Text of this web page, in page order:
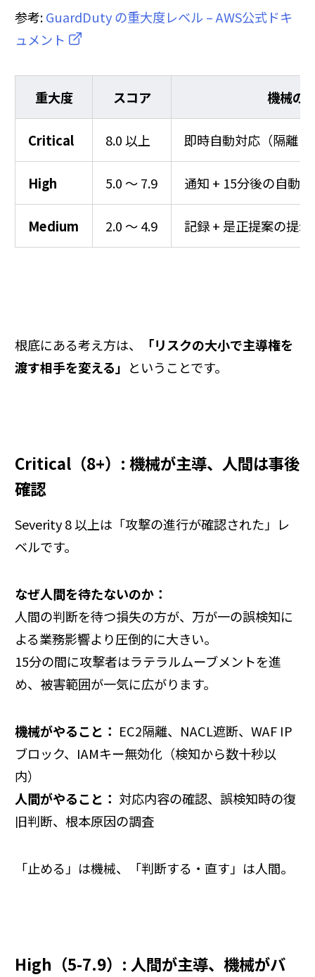
参考:GuardDuty の重大度レベル – AWS公式ドキ
ュメント
重大度 スコア 機械の
Critical 8.0 以上 即時自動対応（隔離
High 5.0 〜 7.9 通知 + 15分後の自動
Medium 2.0 〜 4.9 記録 + 是正提案の提示
根底にある考え方は、
「リスクの大小で主導権を
渡す相手を変える」 ということです。
Critical（8+）: 機械が主導、人間は事後
確認
Severity 8 以上は「攻撃の進行が確認された」レ
ベルです。
なぜ人間を待たないのか：
人間の判断を待つ損失の方が、万が一の誤検知に
よる業務影響より圧倒的に大きい。
15分の間に攻撃者はラテラルムーブメントを進
め、被害範囲が一気に広がります。
機械がやること： EC2隔離、NACL遮断、WAF IP
ブロック、IAMキー無効化（検知から数十秒以
内）
人間がやること： 対応内容の確認、誤検知時の復
旧判断、根本原因の調査
「止める」は機械、「判断する・直す」は人間。
High（5-7.9）: 人間が主導、機械がバ